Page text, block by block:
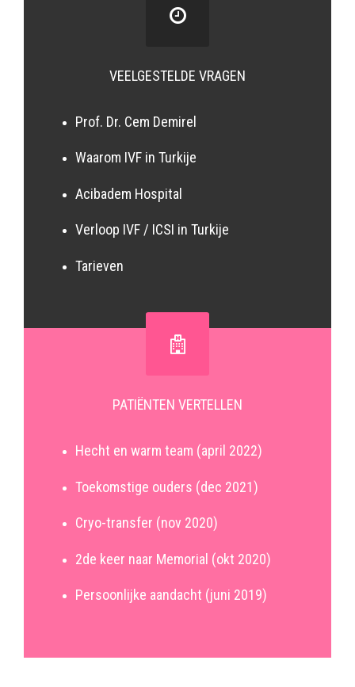
VEELGESTELDE VRAGEN
Prof. Dr. Cem Demirel
Waarom IVF in Turkije
Acibadem Hospital
Verloop IVF / ICSI in Turkije
Tarieven
PATIËNTEN VERTELLEN
Hecht en warm team (april 2022)
Toekomstige ouders (dec 2021)
Cryo-transfer (nov 2020)
2de keer naar Memorial (okt 2020)
Persoonlijke aandacht (juni 2019)